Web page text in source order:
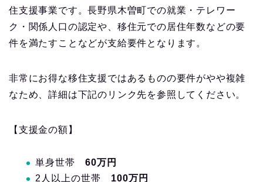
住支援事業です。長野県木曽町での就業・テレワー
ク・関係人口の認定や、移住元での居住年数などの要
件を満たすことなどが支給要件となります。
非常にお得な移住支援ではあるものの要件がやや複雑
なため、詳細は下記のリンク先を参照してください。
【支援金の額】
単身世帯 60万円
2人以上の世帯 100万円